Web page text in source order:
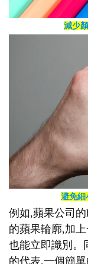
減少
避免細
例如,蘋果公司
的蘋果輪廓,加
也能立即識別。
的代表,一個簡